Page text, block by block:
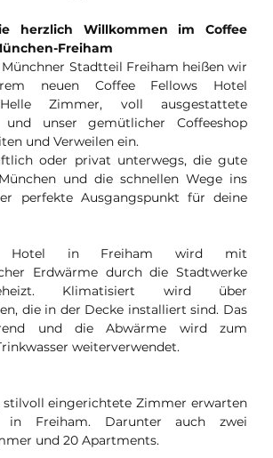
herzlich Willkommen im Coffee
Freiham
Stadtteil Freiham heißen wir
neuen Coffee Fellows Hotel
Zimmer, voll ausgestattete
und unser gemütlicher Coffeeshop
und Verweilen ein.
oder privat unterwegs, die gute
und die schnellen Wege ins
perfekte Ausgangspunkt für deine
Hotel in Freiham wird mit
Erdwärme durch die Stadtwerke
Klimatisiert wird über
die in der Decke installiert sind. Das
und die Abwärme wird zum
weiterverwendet.
stilvoll eingerichtete Zimmer erwarten
Freiham. Darunter auch zwei
und 20 Apartments.